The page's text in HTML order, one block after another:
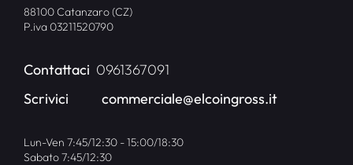
88100 Catanzaro (CZ)
P.iva 03211520790
Contattaci 0961367091
Scrivici
commerciale@elcoingross.it
Lun-Ven 7:45/12:30 - 15:00/18:30
Sabato 7:45/12:30